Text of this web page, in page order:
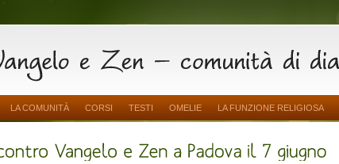
LA COMUNITÀ CORSI TESTI OMELIE LA FUNZIONE RELIGIOSA